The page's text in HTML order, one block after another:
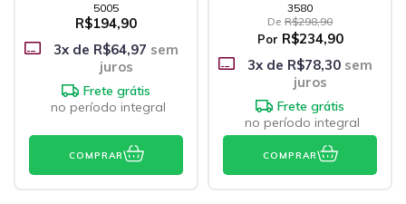
5005
R$194,90
3x de R$64,97 sem
juros
Frete grátis
no período integral
COMPRAR
3580
De R$298,90
Por R$234,90
3x de R$78,30 sem
juros
Frete grátis
no período integral
COMPRAR